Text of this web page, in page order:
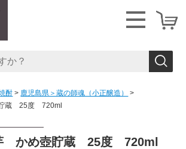
酎
鹿児島県＞蔵の師魂（小正醸造）
蔵 25度 720ml
かめ壺貯蔵 25度 720ml